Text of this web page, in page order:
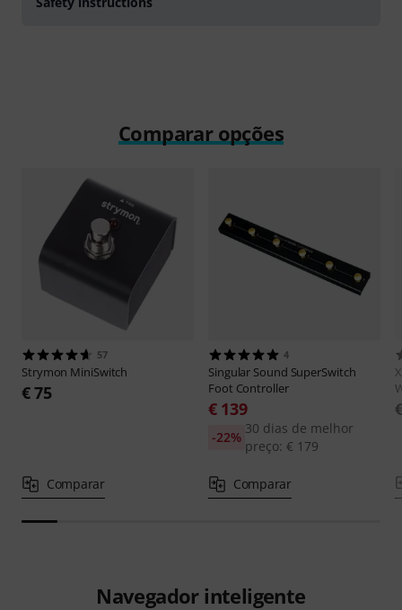
Comparar opções
57
Strymon MiniSwitch
€ 75
Comparar
4
Singular Sound SuperSwitch
Foot Controller
€ 139
30 dias de melhor
preço: € 179
-22%
Comparar
Navegador inteligente